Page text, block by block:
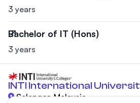
3 years
Bachelor of IT (Hons)
3 years
INTI International
Selangor, Malaysia